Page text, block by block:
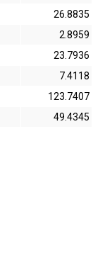
26.8835
2.8959
23.7936
7.4118
123.7407
49.4345